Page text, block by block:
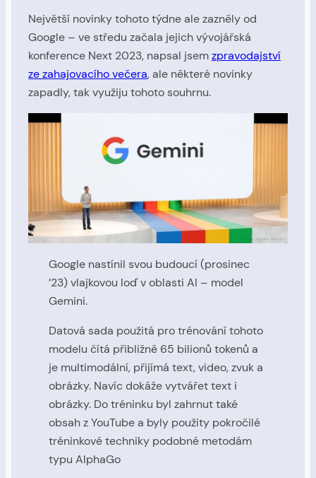
Největší novinky tohoto týdne ale zazněly od
Google – ve středu začala jejich vývojářská
konference Next 2023, napsal jsemzpravodajství
ze zahajovacího večera, ale některé novinky
zapadly, tak využiju tohoto souhrnu.
Google nastínil svou budoucí (prosinec
’23) vlajkovou loď v oblasti AI – model
Gemini.
Datová sada použitá pro trénování tohoto
modelu čítá přibližně 65 bilionů tokenů a
je multimodální, přijímá text, video, zvuk a
obrázky. Navíc dokáže vytvářet text i
obrázky. Do tréninku byl zahrnut také
obsah z YouTube a byly použity pokročilé
tréninkové techniky podobné metodám
typu AlphaGo